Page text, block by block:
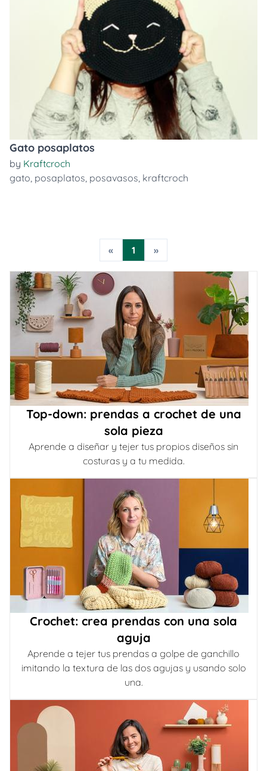
Gato posaplatos
by Kraftcroch
gato, posaplatos, posavasos, kraftcroch
« 1 »
Top-down: prendas a crochet de una
sola pieza
Aprende a diseñar y tejer tus propios diseños sin
costuras y a tu medida.
Crochet: crea prendas con una sola
aguja
Aprende a tejer tus prendas a golpe de ganchillo
imitando la textura de las dos agujas y usando solo
una.